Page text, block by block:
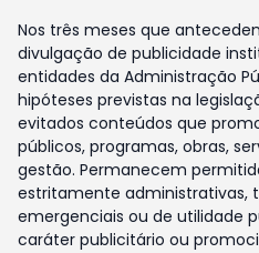
Nos três meses que
divulgação de publicidade
entidades da Administração
hipóteses previstas na
evitados conteúdos que
públicos, programas, obras,
gestão. Permanecem
estritamente administrativas,
emergenciais ou de utilidade
caráter publicitário ou